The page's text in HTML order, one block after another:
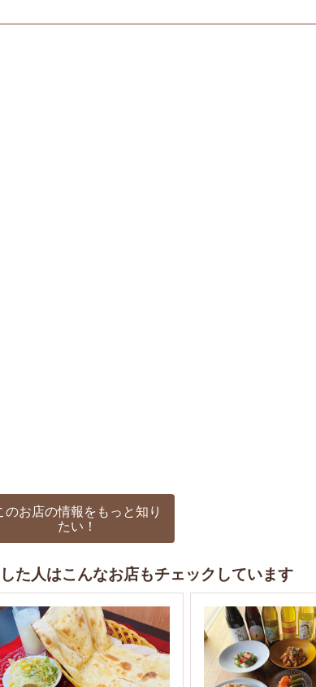
のお店の情報をもっと知り
たい！
た人はこんなお店もチェックしています